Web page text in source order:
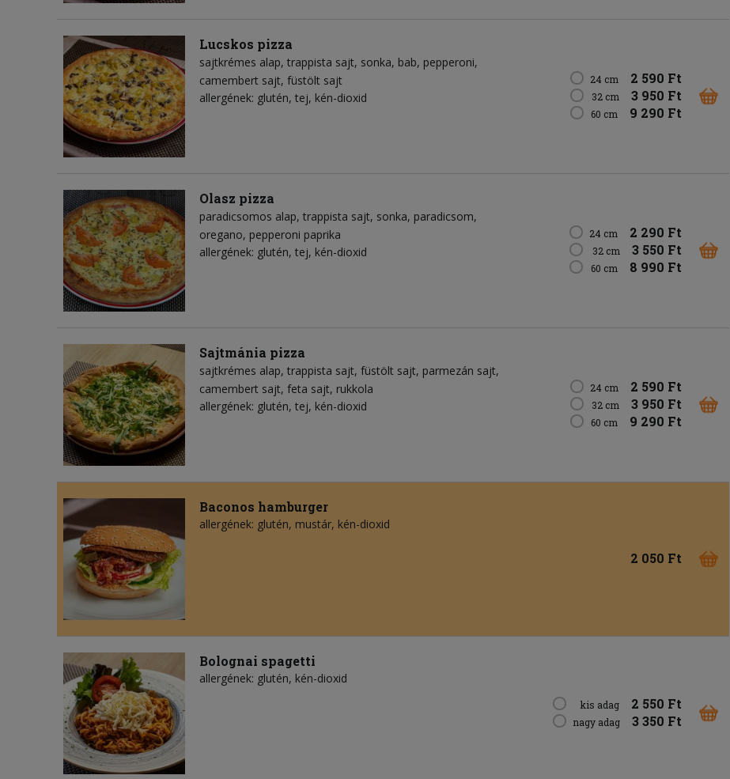
Lucskos pizza
sajtkrémes alap trappista sajt sonka bab pepperoni
camembert sajt füstölt sajt
allergének: glutén, tej, kén-dioxid
24 cm 2 590 Ft
32 cm 3 950 Ft
60 cm 9 290 Ft
Olasz pizza
paradicsomos alap trappista sajt sonka paradicsom
oregano pepperoni paprika
allergének: glutén, tej, kén-dioxid
24 cm 2 290 Ft
32 cm 3 550 Ft
60 cm 8 990 Ft
Sajtmánia pizza
sajtkrémes alap trappista sajt füstölt sajt parmezán sajt
camembert sajt feta sajt rukkola
allergének: glutén, tej, kén-dioxid
24 cm 2 590 Ft
32 cm 3 950 Ft
60 cm 9 290 Ft
Baconos hamburger
allergének: glutén, mustár, kén-dioxid
2 050 Ft
Bolognai spagetti
allergének: glutén, kén-dioxid
kis adag 2 550 Ft
nagy adag 3 350 Ft